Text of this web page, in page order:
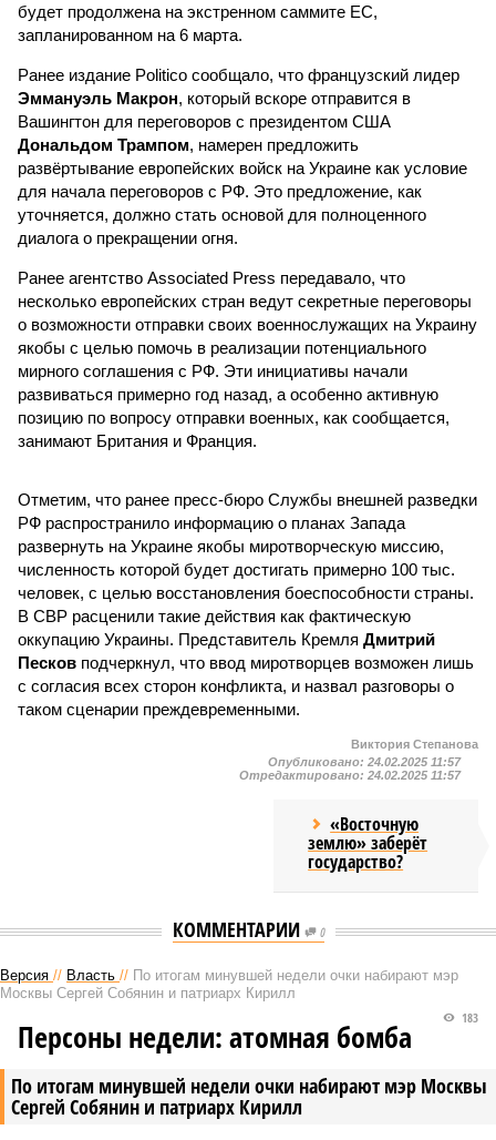
будет продолжена на экстренном саммите ЕС,
запланированном на 6 марта.
Ранее издание Politico сообщало, что французский лидер
Эммануэль Макрон, который вскоре отправится в
Вашингтон для переговоров с президентом США
Дональдом Трампом, намерен предложить
развёртывание европейских войск на Украине как условие
для начала переговоров с РФ. Это предложение, как
уточняется, должно стать основой для полноценного
диалога о прекращении огня.
Ранее агентство Associated Press передавало, что
несколько европейских стран ведут секретные переговоры
о возможности отправки своих военнослужащих на Украину
якобы с целью помочь в реализации потенциального
мирного соглашения с РФ. Эти инициативы начали
развиваться примерно год назад, а особенно активную
позицию по вопросу отправки военных, как сообщается,
занимают Британия и Франция.
Отметим, что ранее пресс-бюро Службы внешней разведки
РФ распространило информацию о планах Запада
развернуть на Украине якобы миротворческую миссию,
численность которой будет достигать примерно 100 тыс.
человек, с целью восстановления боеспособности страны.
В СВР расценили такие действия как фактическую
оккупацию Украины. Представитель Кремля Дмитрий
Песков подчеркнул, что ввод миротворцев возможен лишь
с согласия всех сторон конфликта, и назвал разговоры о
таком сценарии преждевременными.
Виктория Степанова
Опубликовано: 24.02.2025 11:57
Отредактировано: 24.02.2025 11:57
«Восточную
землю» заберёт
государство?
КОММЕНТАРИИ 0
Версия // Власть // По итогам минувшей недели очки набирают мэр
Москвы Сергей Собянин и патриарх Кирилл
По итогам минувшей недели очки набирают мэр Москвы
Сергей Собянин и патриарх Кирилл
183
Персоны недели: атомная бомба